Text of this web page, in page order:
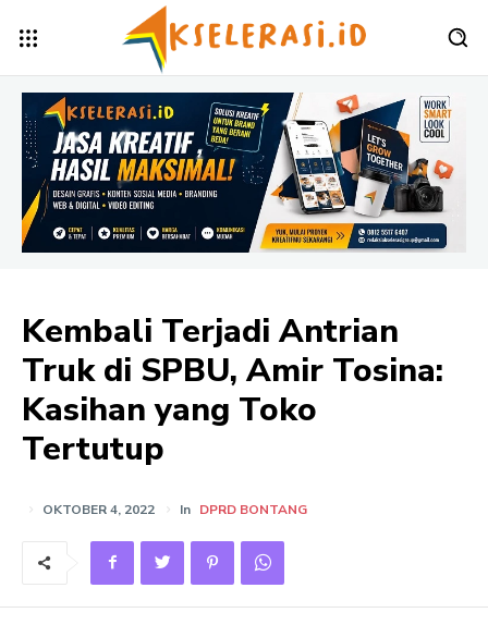
Kembali Terjadi Antrian
Truk di SPBU, Amir Tosina:
Kasihan yang Toko
Tertutup
OKTOBER 4, 2022 In DPRD BONTANG